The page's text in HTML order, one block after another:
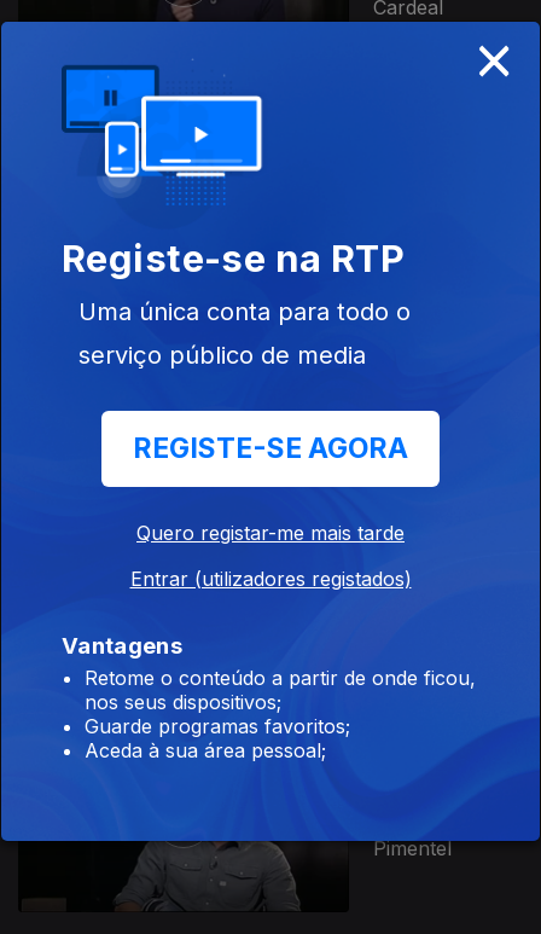
Cardeal
Ep. 5
Pimentel
×
Registe-se na RTP
Uma única conta para todo o
serviço público de media
REGISTE-SE AGORA
Quero registar-me mais tarde
Entrar (utilizadores registados)
Vantagens
Retome o conteúdo a partir de onde ficou,
nos seus dispositivos;
Guarde programas favoritos;
Aceda à sua área pessoal;